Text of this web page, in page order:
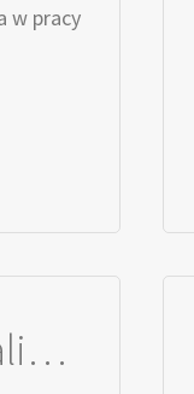
w pracy
Młodszy Specjalista / Młodsza Specjalistka ds. BHP